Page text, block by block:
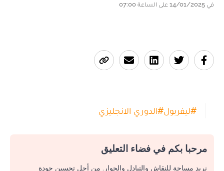
في 14/01/2025 على الساعة 07:00
#ليفربول#الدوري الانجليزي
مرحبا بكم في فضاء التعليق
نريد مساحة للنقاش والتبادل والحوار. من أجل تحسين جودة